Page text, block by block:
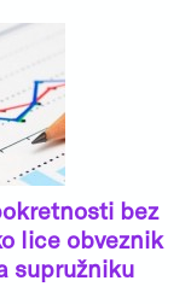
bez
lice obveznik
supružniku